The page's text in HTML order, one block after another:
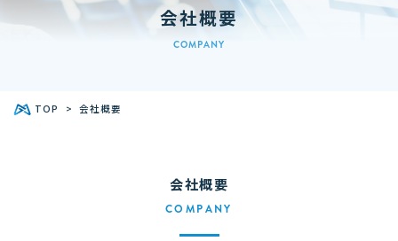
Web集客支援
Web広告運用代行 / LPO支援
会社概要
COMPANY
TOP 会社概要
会社概要
COMPANY